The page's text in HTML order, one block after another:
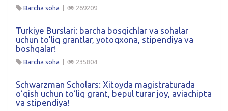
Barcha soha | 269209
Turkiye Burslari: barcha bosqichlar va sohalar
uchun to’liq grantlar, yotoqxona, stipendiya va
boshqalar!
Barcha soha | 235804
Schwarzman Scholars: Xitoyda magistraturada
oʻqish uchun toʻliq grant, bepul turar joy, aviachipta
va stipendiya!